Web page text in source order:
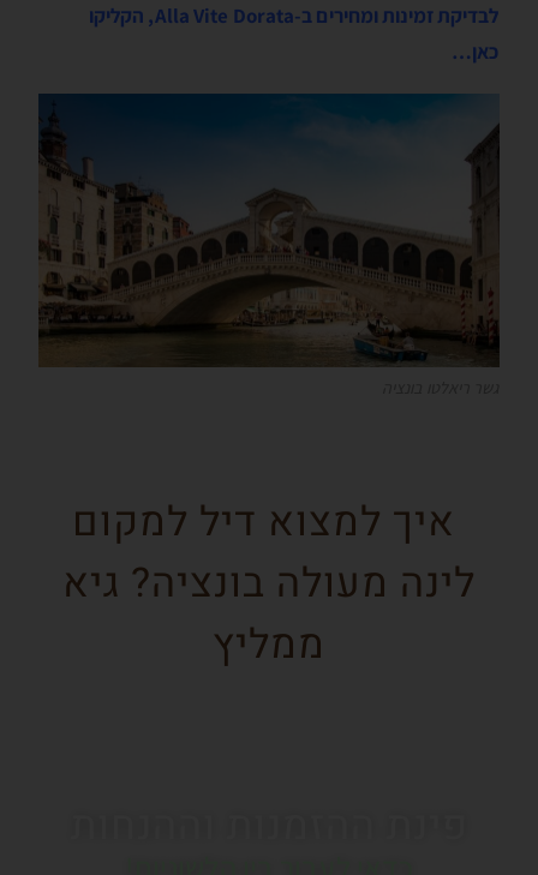
לבדיקת זמינות ומחירים ב-Alla Vite Dorata, הקליקו
כאן…
איך למצוא דיל למקום
לינה מעולה בונציה? גיא
ממליץ